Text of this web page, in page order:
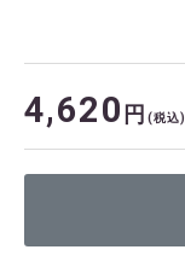
4,620 円 (税込)